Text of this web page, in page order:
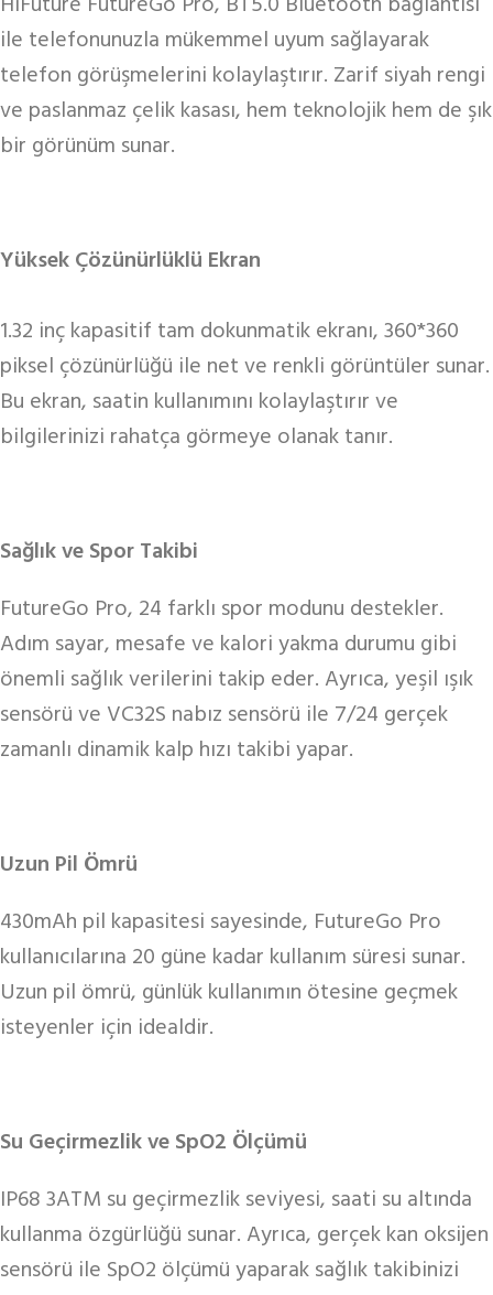
ile telefonunuzla mükemmel uyum sağlayarak
telefon görüşmelerini kolaylaştırır. Zarif siyah rengi
ve paslanmaz çelik kasası, hem teknolojik hem de şık
bir görünüm sunar.
Yüksek Çözünürlüklü Ekran
1.32 inç kapasitif tam dokunmatik ekranı, 360*360
piksel çözünürlüğü ile net ve renkli görüntüler sunar.
Bu ekran, saatin kullanımını kolaylaştırır ve
bilgilerinizi rahatça görmeye olanak tanır.
Sağlık ve Spor Takibi
FutureGo Pro, 24 farklı spor modunu destekler.
Adım sayar, mesafe ve kalori yakma durumu gibi
önemli sağlık verilerini takip eder. Ayrıca, yeşil ışık
sensörü ve VC32S nabız sensörü ile 7/24 gerçek
zamanlı dinamik kalp hızı takibi yapar.
Uzun Pil Ömrü
430mAh pil kapasitesi sayesinde, FutureGo Pro
kullanıcılarına 20 güne kadar kullanım süresi sunar.
Uzun pil ömrü, günlük kullanımın ötesine geçmek
isteyenler için idealdir.
Su Geçirmezlik ve SpO2 Ölçümü
IP68 3ATM su geçirmezlik seviyesi, saati su altında
kullanma özgürlüğü sunar. Ayrıca, gerçek kan oksijen
sensörü ile SpO2 ölçümü yaparak sağlık takibinizi